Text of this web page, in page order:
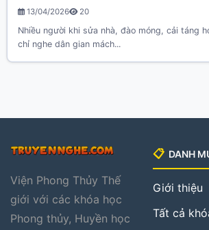
13/04/2026 20
Nhiều người khi sửa nhà, đào móng, cải táng
chỉ nghe dân gian mách...
Viện Phong Thủy Thế
giới với các khóa học
Phong thủy, Huyền học
📋 DANH
Giới thiệu
Tất cả